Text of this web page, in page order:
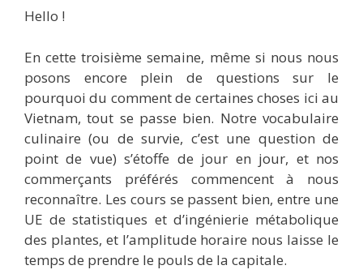
Hello !
En cette troisième semaine, même si nous nous
posons encore plein de questions sur le
pourquoi du comment de certaines choses ici au
Vietnam, tout se passe bien. Notre vocabulaire
culinaire (ou de survie, c’est une question de
point de vue) s’étoffe de jour en jour, et nos
commerçants préférés commencent à nous
reconnaître. Les cours se passent bien, entre une
UE de statistiques et d’ingénierie métabolique
des plantes, et l’amplitude horaire nous laisse le
temps de prendre le pouls de la capitale.